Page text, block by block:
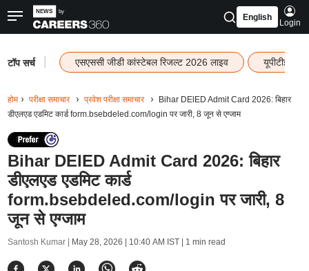
English
Login
टॉप सर्च एसएससी जीडी कांस्टेबल रिजल्ट 2026 लाइव यूपीटीईटी
होम परीक्षा समाचार प्रवेश परीक्षा समाचार
Bihar DElED Admit Card 2026: बिहार
डीएलएड एडमिट कार्ड form.bsebdeled.com/login पर जारी, 8 जून से एग्जाम
Bihar DElED Admit Card 2026: बिहार
डीएलएड एडमिट कार्ड
form.bsebdeled.com/login पर जारी, 8
जून से एग्जाम
Santosh Kumar | May 28, 2026 | 10:40 AM IST| 1 min read